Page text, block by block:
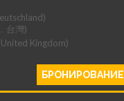
БРОНИРОВАНИЕ